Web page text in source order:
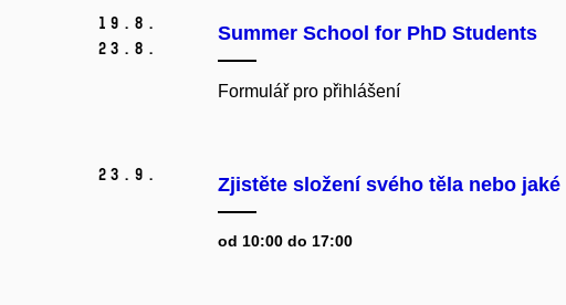
19. 8.
23. 8.
Summer School for PhD Students
Formulář pro přihlášení
23. 9. Zjistěte složení svého těla nebo
od 10:00 do 17:00